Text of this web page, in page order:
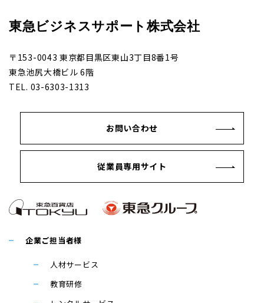
東急ビジネスサポート株式会社
〒153-0043 東京都目黒区東山3丁目8番1号
東急池尻大橋ビル 6階
TEL. 03-6303-1313
お問い合わせ
従業員専用サイト
企業ご担当者様
人材サービス
教育研修